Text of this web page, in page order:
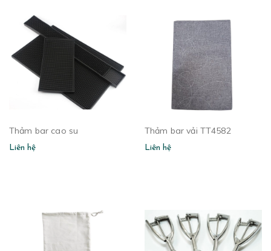
Thảm bar cao su
Liên hệ
Thảm bar vải TT4582
Liên hệ